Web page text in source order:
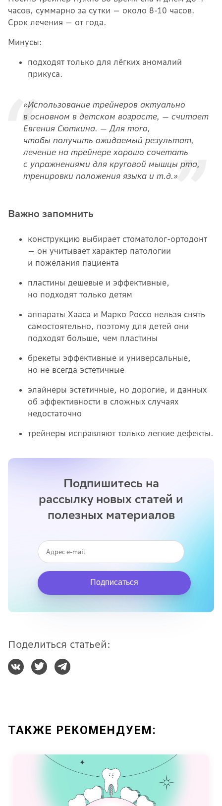
часов, суммарно за сутки — около 8-10 часов.
Срок лечения — от года.
Минусы:
подходят только для лёгких аномалий
прикуса.
«Использование трейнеров актуально
в основном в детском возрасте, — считает
Евгения Сюткина. — Для того,
чтобы получить ожидаемый результат,
лечение на трейнере хорошо сочетать
с упражнениями для круговой мышцы рта,
тренировки положения языка и т.д.»
Важно запомнить
конструкцию выбирает стоматолог-ортодонт
— он учитывает характер патологии
и пожелания пациента
пластины дешевые и эффективные,
но подходят только детям
аппараты Хааса и Марко Россо нельзя снять
самостоятельно, поэтому для детей они
подходят больше, чем пластины
брекеты эффективные и универсальные,
но не всегда эстетичные
элайнеры эстетичные, но дорогие, и данных
об эффективности в сложных случаях
недостаточно
трейнеры исправляют только легкие дефекты.
Подпишитесь на
рассылку новых статей и
полезных материалов
Подписаться
Поделиться статьей:
ТАКЖЕ РЕКОМЕНДУЕМ: